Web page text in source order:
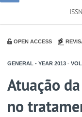
OPEN ACCESS
GENERAL - YEAR 2013 -
Atuação
no